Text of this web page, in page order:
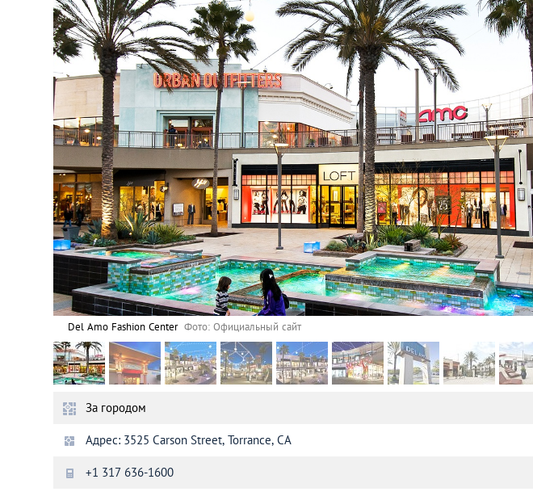
Алматы
Астана
Афины
Киев
Лондон
Лос-Анджелес
Москва
Париж
Паттайя
Del Amo Fashion Center Фото: Официальный сайт
За городом
Адрес: 3525 Carson Street, Torrance, CA
+1 317 636-1600